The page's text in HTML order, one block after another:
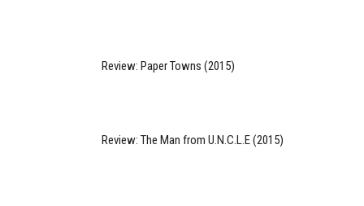
Review: Paper Towns (2015)
Review: The Man from U.N.C.L.E (2015)